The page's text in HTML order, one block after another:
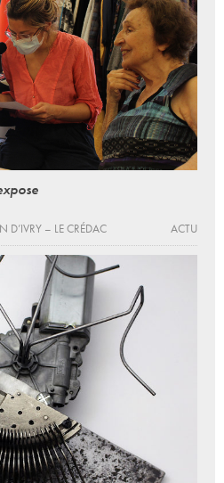
D’IVRY – LE CRÉDAC
ACTU